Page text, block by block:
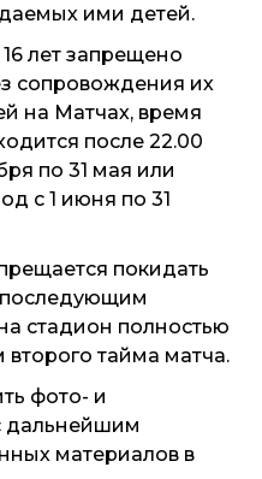
ими детей.
лет запрещено
сопровождения их
на Матчах, время
после 22.00
по 31 мая или
с 1 июня по 31
покидать
стадион полностью
тайма матча.
фото- и
дальнейшим
материалов в